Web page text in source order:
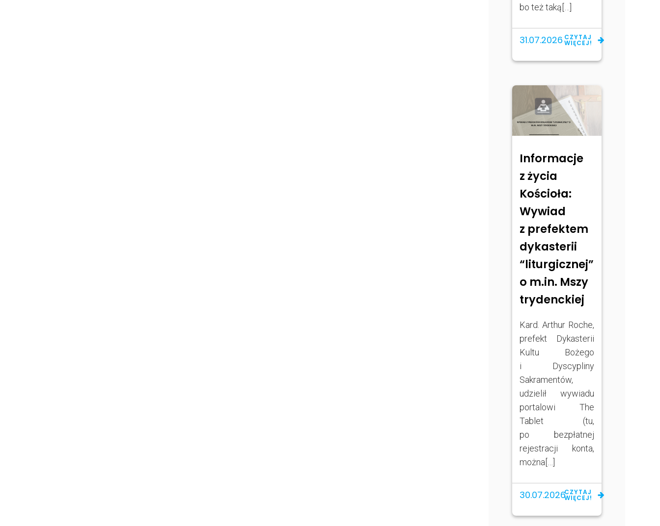
bo też taką[…]
31.07.2026 CZYTAJ
WIĘCEJ!
Informacje
z życia
Kościoła:
Wywiad
z prefektem
dykasterii
“liturgicznej”
o m.in. Mszy
trydenckiej
Kard. Arthur Roche,
prefekt Dykasterii
Kultu Bożego
i Dyscypliny
Sakramentów,
udzielił wywiadu
portalowi The
Tablet (tu,
po bezpłatnej
rejestracji konta,
można[…]
30.07.2026CZYTAJ
WIĘCEJ!